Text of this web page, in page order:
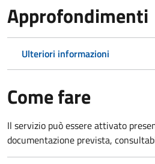
Approfondimenti
Ulteriori informazioni
Come fare
Il servizio può essere attivato
documentazione prevista,